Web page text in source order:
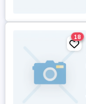
18